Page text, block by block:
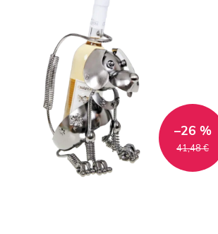
41,48 €
–26 %